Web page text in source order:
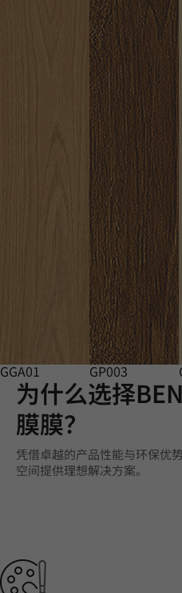
GGA01 GP003
为什么选择
膜膜？
凭借卓越的产品性能与环保优
空间提供理想解决方案。